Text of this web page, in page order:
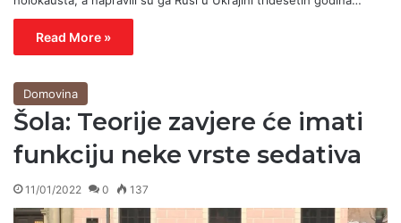
Read More »
Domovina
Šola: Teorije zavjere će imati
funkciju neke vrste sedativa
11/01/2022 0 137